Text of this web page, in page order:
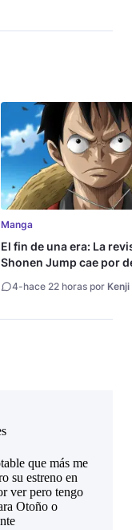
Manga
El fin de una era: La
Shonen Jump cae por
millón de copias
4-hace 22 horas por Kenji